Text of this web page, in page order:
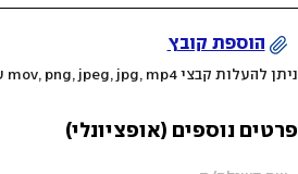
הוספת קובץ
ניתן להעלות קבצי mov, png, jpeg, jpg, mp4 עד 200MB
פרטים נוספים (אופציונלי)